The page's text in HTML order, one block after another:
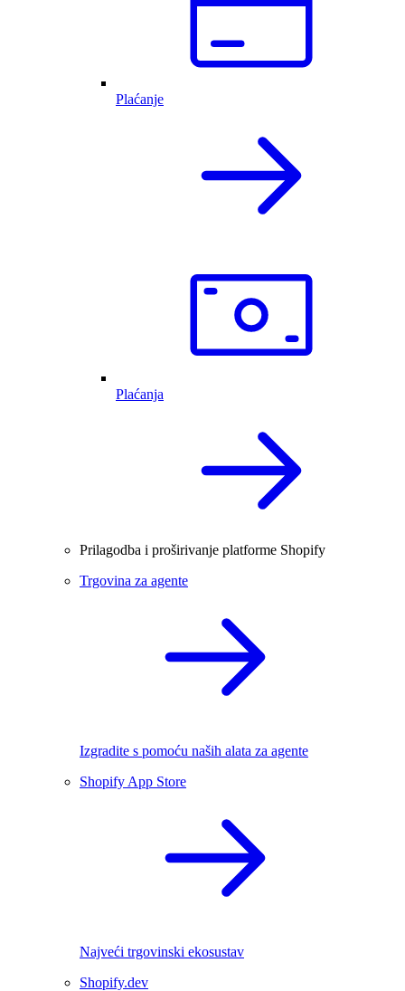
Plaćanje
Plaćanja
Prilagodba i proširivanje platforme Shopify
Trgovina za agente
Izgradite s pomoću naših alata za agente
Shopify App Store
Najveći trgovinski ekosustav
Shopify.dev